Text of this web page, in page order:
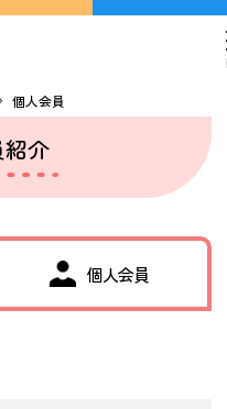
個人会員
介
個人会員